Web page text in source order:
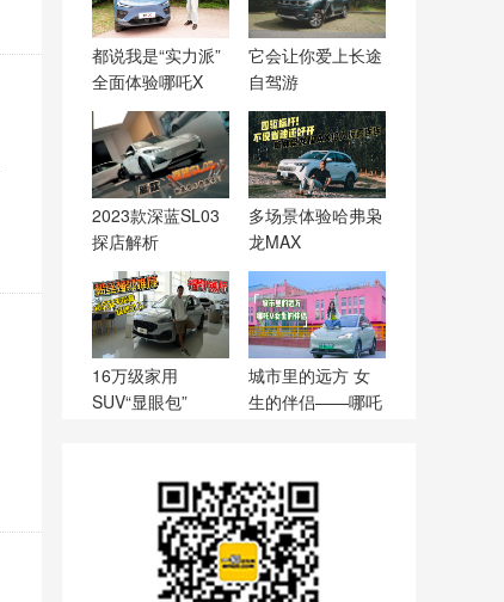
都说我是“实力派”
全面体验哪吒X
它会让你爱上长途
自驾游
2023款深蓝SL03
探店解析
多场景体验哈弗枭
龙MAX
16万级家用
SUV“显眼包”
城市里的远方 女
生的伴侣——哪吒